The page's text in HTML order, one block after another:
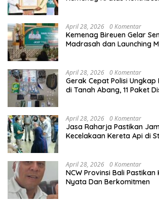
April 28, 2026 0 Komentar
Kemenag Bireuen Gelar
Madrasah dan Launching
April 28, 2026 0 Komentar
Gerak Cepat Polisi
di Tanah Abang, 11 Paket
April 28, 2026 0 Komentar
Jasa Raharja Pastikan
Kecelakaan Kereta Api di
April 28, 2026 0 Komentar
NCW Provinsi Bali Pastikan
Nyata Dan Berkomitmen